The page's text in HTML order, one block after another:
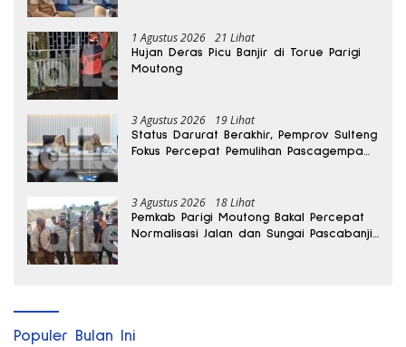
1 Agustus 2026 21 Lihat
Hujan Deras Picu Banjir di Torue Parigi
Moutong
3 Agustus 2026 19 Lihat
Status Darurat Berakhir, Pemprov Sulteng
Fokus Percepat Pemulihan Pascagempa
3 Agustus 2026 18 Lihat
Pemkab Parigi Moutong Bakal Percepat
Normalisasi Jalan dan Sungai Pascabanjir
Populer Bulan Ini